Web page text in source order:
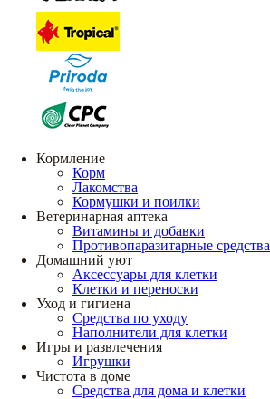
Кормление
Корм
Лакомства
Кормушки и поилки
Ветеринарная аптека
Витамины и добавки
Противопаразитарные средства
Домашний уют
Аксессуары для клетки
Клетки и переноски
Уход и гигиена
Средства по уходу
Наполнители для клетки
Игры и развлечения
Игрушки
Чистота в доме
Средства для дома и клетки